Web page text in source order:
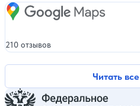
Читать
Google Maps
210 отзывов